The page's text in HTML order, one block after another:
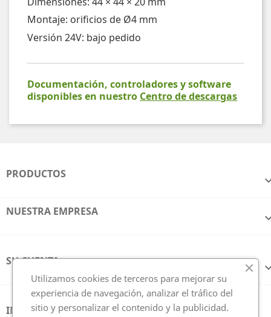
Montaje: orificios de Ø4 mm
Versión 24V: bajo pedido
Documentación, controladores y software
disponibles en nuestro Centro de descargas
PRODUCTOS
NUESTRA EMPRESA
SU CUENTA
INFORMACIÓN DE LA TIENDA
Utilizamos cookies de terceros para mejorar su
experiencia de navegación, analizar el tráfico del
sitio y personalizar el contenido y la publicidad.